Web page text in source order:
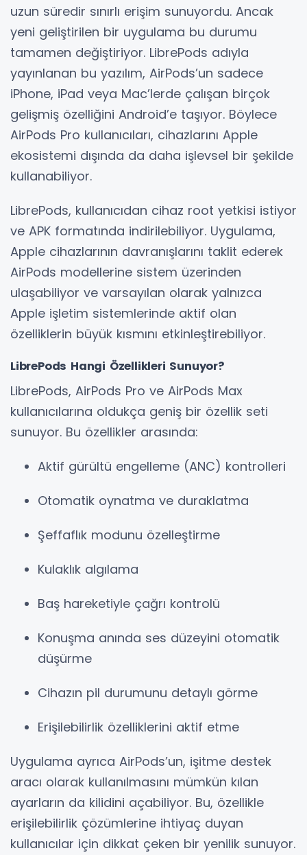
uzun süredir sınırlı erişim sunuyordu. Ancak
yeni geliştirilen bir uygulama bu durumu
tamamen değiştiriyor. LibrePods adıyla
yayınlanan bu yazılım, AirPods’un sadece
iPhone, iPad veya Mac’lerde çalışan birçok
gelişmiş özelliğini Android’e taşıyor. Böylece
AirPods Pro kullanıcıları, cihazlarını Apple
ekosistemi dışında da daha işlevsel bir şekilde
kullanabiliyor.
LibrePods, kullanıcıdan cihaz root yetkisi istiyor
ve APK formatında indirilebiliyor. Uygulama,
Apple cihazlarının davranışlarını taklit ederek
AirPods modellerine sistem üzerinden
ulaşabiliyor ve varsayılan olarak yalnızca
Apple işletim sistemlerinde aktif olan
özelliklerin büyük kısmını etkinleştirebiliyor.
LibrePods Hangi Özellikleri Sunuyor?
LibrePods, AirPods Pro ve AirPods Max
kullanıcılarına oldukça geniş bir özellik seti
sunuyor. Bu özellikler arasında:
Aktif gürültü engelleme (ANC) kontrolleri
Otomatik oynatma ve duraklatma
Şeffaflık modunu özelleştirme
Kulaklık algılama
Baş hareketiyle çağrı kontrolü
Konuşma anında ses düzeyini otomatik
düşürme
Cihazın pil durumunu detaylı görme
Erişilebilirlik özelliklerini aktif etme
Uygulama ayrıca AirPods’un, işitme destek
aracı olarak kullanılmasını mümkün kılan
ayarların da kilidini açabiliyor. Bu, özellikle
erişilebilirlik çözümlerine ihtiyaç duyan
kullanıcılar için dikkat çeken bir yenilik sunuyor.